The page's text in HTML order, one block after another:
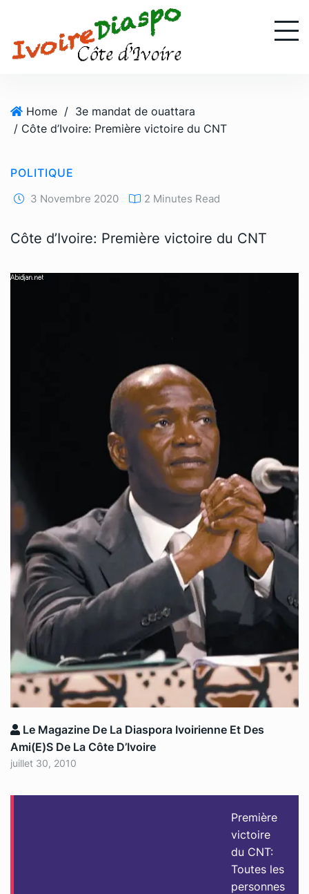
Home / 3e mandat de ouattara
/ Côte d’Ivoire: Première victoire du CNT
POLITIQUE
3 Novembre 2020 2 Minutes Read
Côte d’Ivoire: Première victoire du CNT
Le Magazine De La Diaspora Ivoirienne Et Des
Ami(e)s De La Côte D’Ivoire
juillet 30, 2010
Première
victoire
du CNT:
Toutes les
personnes